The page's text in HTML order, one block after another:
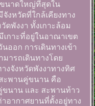
ขนาดใหญ่ที่สุดใน
งหวัดที่ใกล้เคียงทาง
พังงา ทั้งเกาะล้อม
เกาะที่อยู่ในอาณาเขต
ออก การเดินทางเข้า
มารถเดินทางโดย
งจังหวัดพังงาทางทิศ
ะพานคู่ขนาน คือ
นาน และ สะพานท้าว
อากาศยานที่ตั้งอยู่ทาง